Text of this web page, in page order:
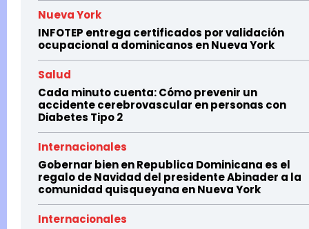
Nueva York
INFOTEP entrega certificados por validación
ocupacional a dominicanos en Nueva York
Salud
Cada minuto cuenta: Cómo prevenir un
accidente cerebrovascular en personas con
Diabetes Tipo 2
Internacionales
Gobernar bien en Republica Dominicana es el
regalo de Navidad del presidente Abinader a la
comunidad quisqueyana en Nueva York
Internacionales